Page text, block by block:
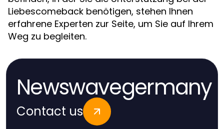
Liebescomeback benötigen, stehen Ihnen
erfahrene Experten zur Seite, um Sie auf Ihrem
Weg zu begleiten.
Newswavegermany
Contact us